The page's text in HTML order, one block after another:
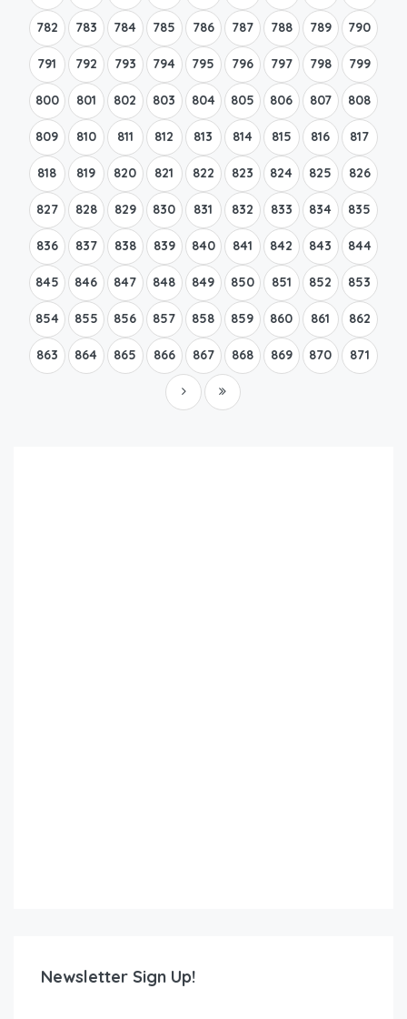
782 783 784 785 786 787 788 789 790
791 792 793 794 795 796 797 798 799
800 801 802 803 804 805 806 807 808
809 810 811 812 813 814 815 816 817
818 819 820 821 822 823 824 825 826
827 828 829 830 831 832 833 834 835
836 837 838 839 840 841 842 843 844
845 846 847 848 849 850 851 852 853
854 855 856 857 858 859 860 861 862
863 864 865 866 867 868 869 870 871
Newsletter Sign Up!